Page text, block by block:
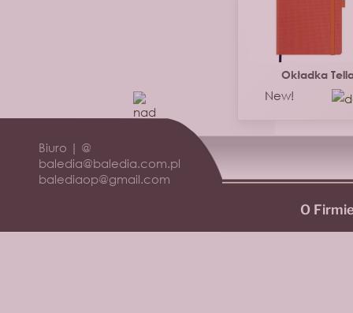
Okładka
New!
Biuro | @
baledia@baledia.com.pl
balediaop@gmail.com
O